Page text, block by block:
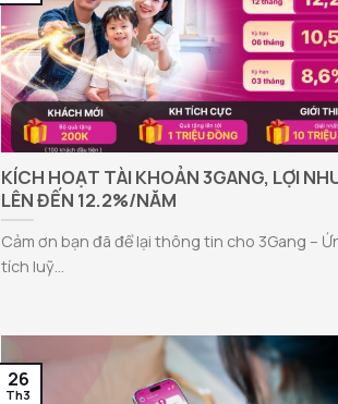
KÍCH HOẠT TÀI KHOẢN 3GANG, LỢI
LÊN ĐẾN 12.2%/NĂM
Cảm ơn bạn đã để lại thông tin cho 3Gang –
tích luỹ...
26
Th3